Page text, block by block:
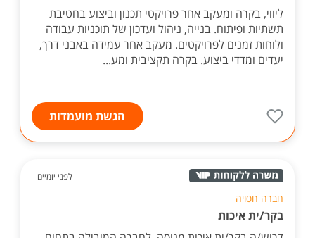
ליווי, בקרה ומעקב אחר פרויקטי תכנון וביצוע בחטיבת
תשתיות ופיתוח. בנייה, ניהול ועדכון של תוכניות עבודה
ולוחות זמנים לפרויקטים. מעקב אחר עמידה באבני דרך,
יעדים ומדדי ביצוע. בקרה תקציבית ומע...
הגשת מועמדות
לפני יומיים
חברה חסויה
בקר/ית איכות